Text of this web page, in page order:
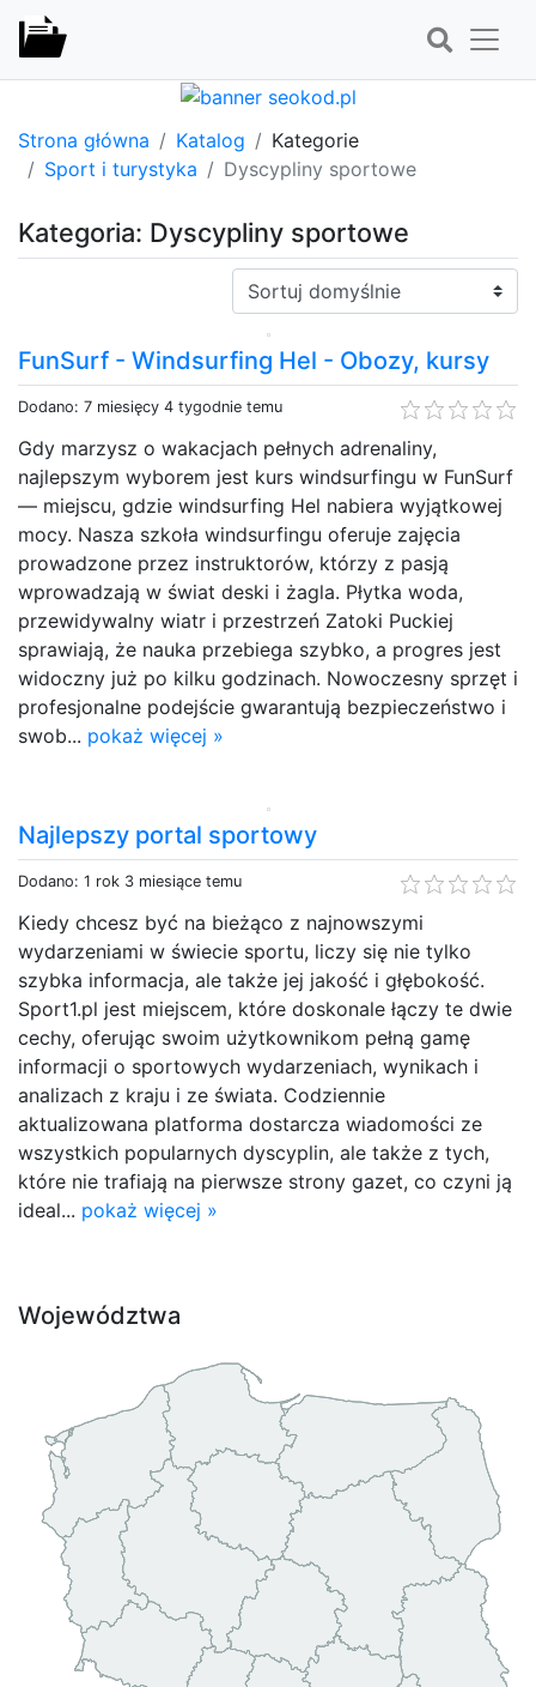
Strona główna Katalog
Kategorie
Sport i turystyka
Dyscypliny sportowe
Kategoria: Dyscypliny sportowe
Sortuj:
FunSurf - Windsurfing Hel - Obozy, kursy
Dodano: 7 miesięcy 4 tygodnie temu
Gdy marzysz o wakacjach pełnych adrenaliny,
najlepszym wyborem jest kurs windsurfingu w FunSurf
— miejscu, gdzie windsurfing Hel nabiera wyjątkowej
mocy. Nasza szkoła windsurfingu oferuje zajęcia
prowadzone przez instruktorów, którzy z pasją
wprowadzają w świat deski i żagla. Płytka woda,
przewidywalny wiatr i przestrzeń Zatoki Puckiej
sprawiają, że nauka przebiega szybko, a progres jest
widoczny już po kilku godzinach. Nowoczesny sprzęt i
profesjonalne podejście gwarantują bezpieczeństwo i
swob... pokaż więcej »
Najlepszy portal sportowy
Dodano: 1 rok 3 miesiące temu
Kiedy chcesz być na bieżąco z najnowszymi
wydarzeniami w świecie sportu, liczy się nie tylko
szybka informacja, ale także jej jakość i głębokość.
Sport1.pl jest miejscem, które doskonale łączy te dwie
cechy, oferując swoim użytkownikom pełną gamę
informacji o sportowych wydarzeniach, wynikach i
analizach z kraju i ze świata. Codziennie
aktualizowana platforma dostarcza wiadomości ze
wszystkich popularnych dyscyplin, ale także z tych,
które nie trafiają na pierwsze strony gazet, co czyni ją
ideal... pokaż więcej »
Województwa